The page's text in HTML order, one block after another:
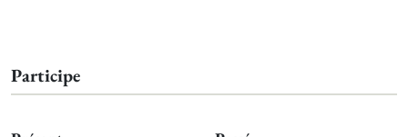
Participe